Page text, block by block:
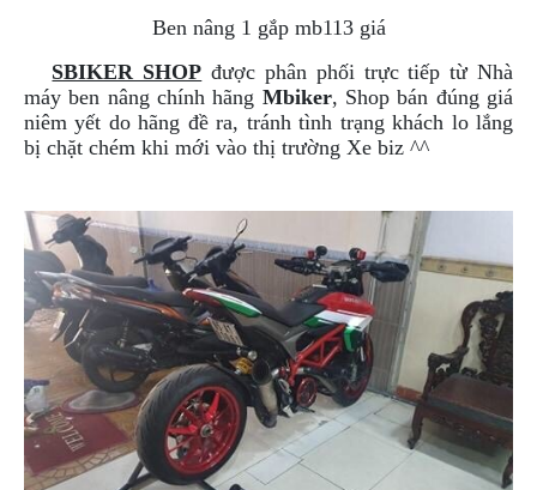
GẮN
MŨ
BẢO
HIỂM
XE
STOP
AND
GO
PHỤ
KIỆN
MOTOWOLF
KẸP
ĐIỆN
THOẠI
Ben nâng 1 gắp mb113 giá
SBIKER SHOP được phân phối trực tiếp từ Nhà
máy ben nâng chính hãng Mbiker, Shop bán đúng giá
niêm yết do hãng đề ra, tránh tình trạng khách lo lắng
bị chặt chém khi mới vào thị trường Xe biz ^^